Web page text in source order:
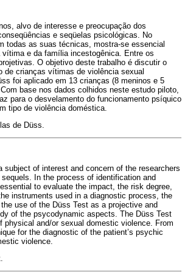
alvo de interesse e preocupação dos
e seqüelas psicológicas. No
todas as suas técnicas, mostra-se essencial
e da família incestogênica. Entre os
O objetivo deste trabalho é discutir o
de crianças vítimas de violência sexual
foi aplicado em 13 crianças (8 meninos e 5
base nos dados colhidos neste estudo piloto,
para o desvelamento do funcionamento psíquico
tipo de violência doméstica.
de Düss.
of interest and concern of the researchers
In the process of identification and
to evaluate the impact, the risk degree,
instruments used in a diagnostic process, the
use of the Düss Test as a projective and
of the psycodynamic aspects. The Düss Test
and/or sexual domestic violence. From
for the diagnostic of the patient’s psychic
violence.